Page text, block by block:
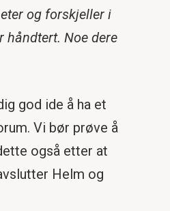
og forskjeller i
håndtert. Noe dere
god ide å ha et
Vi bør prøve å
også etter at
Helm og